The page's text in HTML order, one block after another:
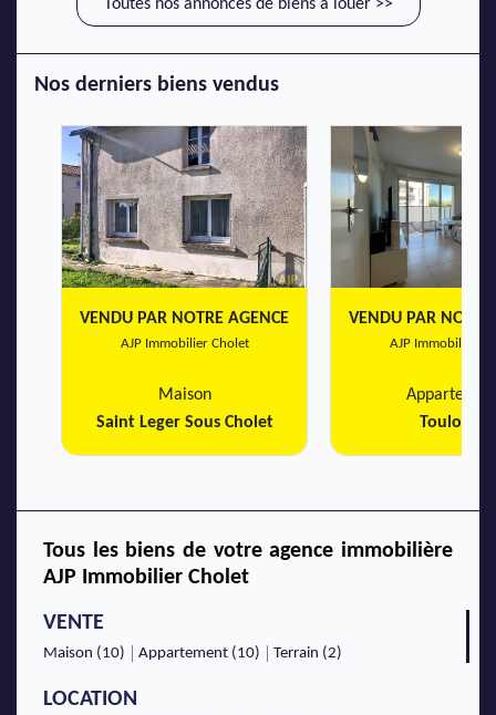
Toutes nos annonces de biens à louer >>
Nos derniers biens vendus
VENDU PAR NOTRE AGENCE
AJP Immobilier Cholet
Maison
Saint Leger Sous Cholet
VENDU PAR NOTRE
AJP Immobilier
Toulouse
Tous les biens de votre agence immobilière
AJP Immobilier Cholet
VENTE
Maison (10) Appartement (10) Terrain (2)
LOCATION